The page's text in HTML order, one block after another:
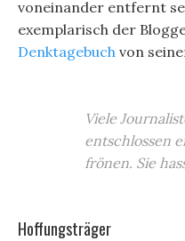
voneinander entfernt
exemplarisch der
Denktagebuch von
Viele
entschlossen
frönen. Sie
Hoffungsträger